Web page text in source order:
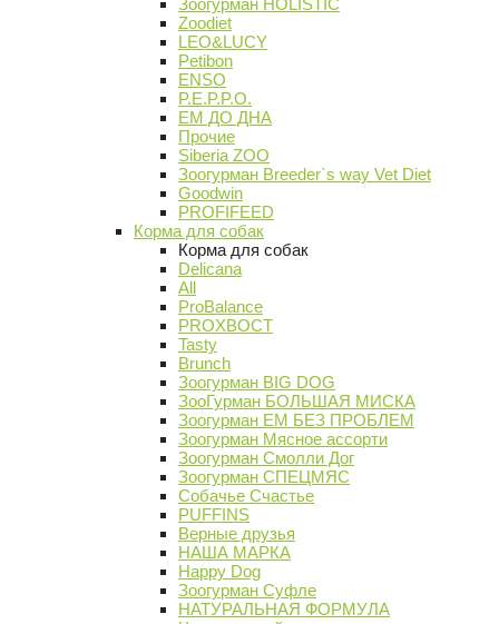
Зоогурман HOLISTIC
Zoodiet
LEO&LUCY
Petibon
ENSO
P.E.P.P.O.
ЕМ ДО ДНА
Прочие
Siberia ZOO
Зоогурман Breeder`s way Vet Diet
Goodwin
PROFIFEED
Корма для собак
Корма для собак
Delicana
All
ProBalance
PROХВОСТ
Tasty
Brunch
Зоогурман BIG DOG
ЗооГурман БОЛЬШАЯ МИСКА
Зоогурман ЕМ БЕЗ ПРОБЛЕМ
Зоогурман Мясное ассорти
Зоогурман Смолли Дог
Зоогурман СПЕЦМЯС
Собачье Счастье
PUFFINS
Верные друзья
НАША МАРКА
Happy Dog
Зоогурман Суфле
НАТУРАЛЬНАЯ ФОРМУЛА